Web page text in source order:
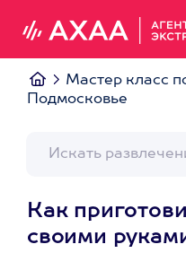
Мастер класс
Подмосковье
Как
своими